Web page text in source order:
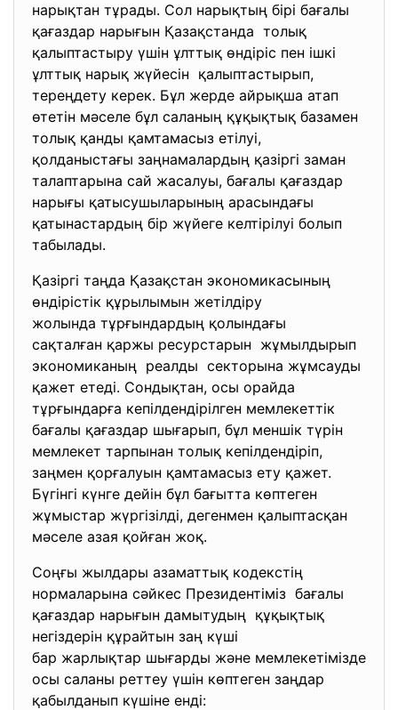
нарықтан тұрады. Сол нарықтың бірі бағалы
қағаздар нарығын Қазақстанда толық
қалыптастыру үшін ұлттық өндіріс пен ішкі
ұлттық нарық жүйесін қалыптастырып,
тереңдету керек. Бұл жерде айрықша атап
өтетін мәселе бұл саланың құқықтық базамен
толық қанды қамтамасыз етілуі,
қолданыстағы заңнамалардың қазіргі заман
талаптарына сай жасалуы, бағалы қағаздар
нарығы қатысушыларының арасындағы
қатынастардың бір жүйеге келтірілуі болып
табылады.
Қазіргі таңда Қазақстан экономикасының
өндірістік құрылымын жетілдіру
жолында тұрғындардың қолындағы
сақталған қаржы ресурстарын жұмылдырып
экономиканың реалды секторына жұмсауды
қажет етеді. Сондықтан, осы орайда
тұрғындарға кепілдендірілген мемлекеттік
бағалы қағаздар шығарып, бұл меншік түрін
мемлекет тарпынан толық кепілдендіріп,
заңмен қорғалуын қамтамасыз ету қажет.
Бүгінгі күнге дейін бұл бағытта көптеген
жұмыстар жүргізілді, дегенмен қалыптасқан
мәселе азая қойған жоқ.
Соңғы жылдары азаматтық кодекстің
нормаларына сәйкес Президентіміз бағалы
қағаздар нарығын дамытудың құқықтық
негіздерін құрайтын заң күші
бар жарлықтар шығарды және мемлекетімізде
осы саланы реттеу үшін көптеген заңдар
қабылданып күшіне енді: